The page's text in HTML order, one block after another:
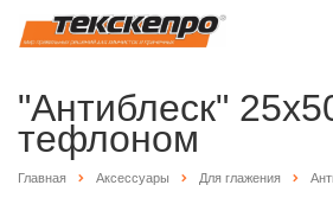
"Антиблеск"
тефлоном
Главная Аксессуары Для глажения